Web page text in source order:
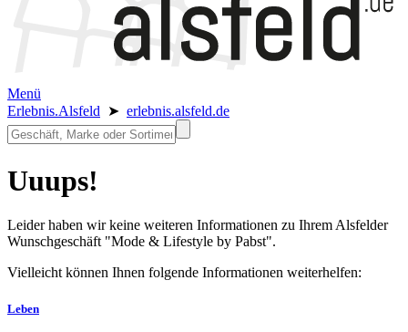
Menü
Erlebnis.Alsfeld ➤ erlebnis.alsfeld.de
Uuups!
Leider haben wir keine weiteren Informationen zu Ihrem Alsfelder
Wunschgeschäft "Mode & Lifestyle by Pabst".
Vielleicht können Ihnen folgende Informationen weiterhelfen:
Leben